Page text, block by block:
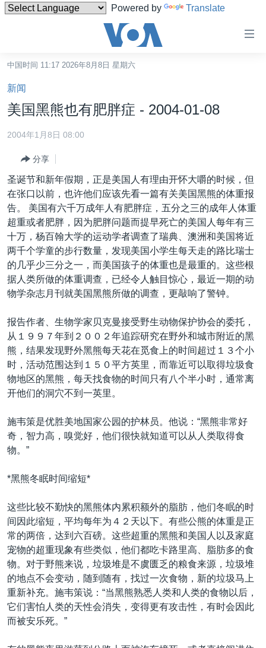
Powered by Translate
碍
链
接
跳
转
容
航
转
到
索
港澳
国际
最新国际新闻
印太
中东
欧洲
非洲
全球议题
分类新闻
经济·金融·贸易
人权·法律·宗教
科教·文娱·体健
军事
环境
美中关系
热点专题
白宫要闻
国会报道
美国建国250周年
埃博拉疫情
美国之音专访
重要讲话与声明
台海两岸关系
南中国海争端
关注新疆
GEN Z 看美国
VOA视频
VOA今日焦点
关注我们
其他语言网站
中国时间 11:17 2026年8月8日 星期六
新闻
美国黑熊也有肥胖症 - 2004-01-08
2004年1月8日 08:00
分享
圣诞节和新年假期，正是美国人有理由开怀大嚼的时候，但
在张口以前，也许他们应该先看一篇有关美国黑熊的体重报
告。 美国有六千万成年人有肥胖症，五分之三的成年人体重
超重或者肥胖，因为肥胖问题而提早死亡的美国人每年有三
十万，杨百翰大学的运动学者调查了瑞典、澳洲和美国将近
两千个学童的步行数量，发现美国小学生每天走的路比瑞士
的几乎少三分之一，而美国孩子的体重也是最重的。这些根
据人类所做的体重调查，已经令人触目惊心，最近一期的动
物学杂志月刊就美国黑熊所做的调查，更敲响了警钟。
报告作者、生物学家贝克曼接受野生动物保护协会的委托，
从１９９７年到２００２年追踪研究在野外和城市附近的黑
熊，结果发现野外黑熊每天花在觅食上的时间超过１３个小
时，活动范围达到１５０平方英里，而靠近可以取得垃圾食
物地区的黑熊，每天找食物的时间只有八个半小时，通常离
开他们的洞穴不到一英里。
施韦策是优胜美地国家公园的护林员。他说：“黑熊非常好
奇，智力高，嗅觉好，他们很快就知道可以从人类取得食
物。”
*黑熊冬眠时间缩短*
这些比较不勤快的黑熊体内累积额外的脂肪，他们冬眠的时
间因此缩短，平均每年为４２天以下。有些公熊的体重是正
常的两倍，达到六百磅。这些超重的黑熊和美国人以及家庭
宠物的超重现象有些类似，他们都吃卡路里高、脂肪多的食
物。对于野熊来说，垃圾堆是不虞匮乏的粮食来源，垃圾堆
的地点不会变动，随到随有，找过一次食物，新的垃圾马上
重新补充。施韦策说：“当黑熊熟悉人类和人类的食物以后，
它们害怕人类的天性会消失，变得更有攻击性，有时会因此
而被安乐死。”